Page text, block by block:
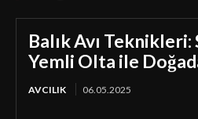
Balık Avı Teknikleri:
Yemli Olta ile
AVCILIK 06.05.2025